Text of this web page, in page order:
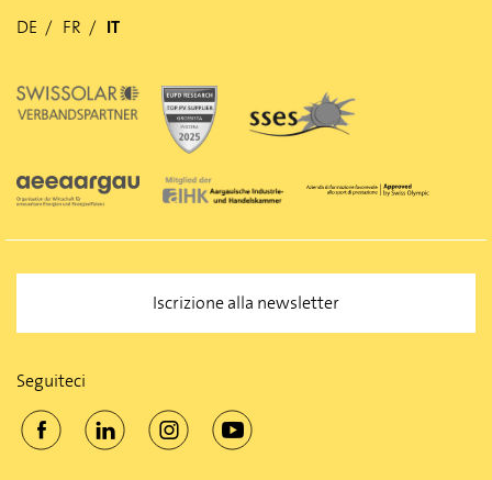
DE FR IT
Iscrizione alla newsletter
Seguiteci